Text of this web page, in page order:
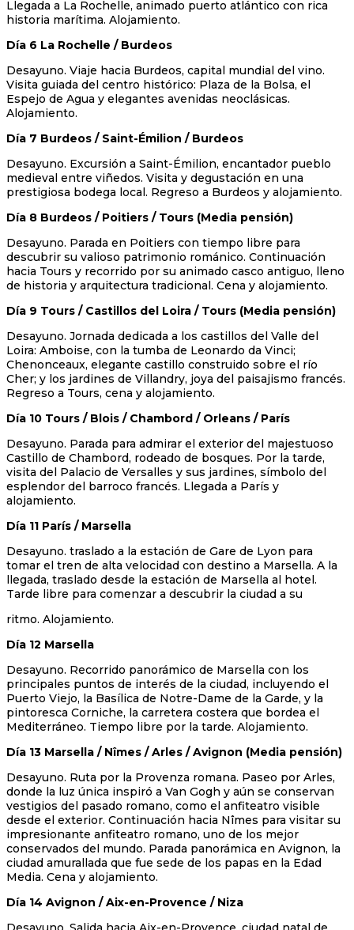
Llegada a La Rochelle, animado puerto atlántico con rica
historia marítima. Alojamiento.
Día 6 La Rochelle / Burdeos
Desayuno. Viaje hacia Burdeos, capital mundial del vino.
Visita guiada del centro histórico: Plaza de la Bolsa, el
Espejo de Agua y elegantes avenidas neoclásicas.
Alojamiento.
Día 7 Burdeos / Saint-Émilion / Burdeos
Desayuno. Excursión a Saint-Émilion, encantador pueblo
medieval entre viñedos. Visita y degustación en una
prestigiosa bodega local. Regreso a Burdeos y alojamiento.
Día 8 Burdeos / Poitiers / Tours (Media pensión)
Desayuno. Parada en Poitiers con tiempo libre para
descubrir su valioso patrimonio románico. Continuación
hacia Tours y recorrido por su animado casco antiguo, lleno
de historia y arquitectura tradicional. Cena y alojamiento.
Día 9 Tours / Castillos del Loira / Tours (Media pensión)
Desayuno. Jornada dedicada a los castillos del Valle del
Loira: Amboise, con la tumba de Leonardo da Vinci;
Chenonceaux, elegante castillo construido sobre el río
Cher; y los jardines de Villandry, joya del paisajismo francés.
Regreso a Tours, cena y alojamiento.
Día 10 Tours / Blois / Chambord / Orleans / París
Desayuno. Parada para admirar el exterior del majestuoso
Castillo de Chambord, rodeado de bosques. Por la tarde,
visita del Palacio de Versalles y sus jardines, símbolo del
esplendor del barroco francés. Llegada a París y
alojamiento.
Día 11 París / Marsella
Desayuno. traslado a la estación de Gare de Lyon para
tomar el tren de alta velocidad con destino a Marsella. A la
llegada, traslado desde la estación de Marsella al hotel.
Tarde libre para comenzar a descubrir la ciudad a su
ritmo. Alojamiento.
Día 12 Marsella
Desayuno. Recorrido panorámico de Marsella con los
principales puntos de interés de la ciudad, incluyendo el
Puerto Viejo, la Basílica de Notre-Dame de la Garde, y la
pintoresca Corniche, la carretera costera que bordea el
Mediterráneo. Tiempo libre por la tarde. Alojamiento.
Día 13 Marsella / Nîmes / Arles / Avignon (Media pensión)
Desayuno. Ruta por la Provenza romana. Paseo por Arles,
donde la luz única inspiró a Van Gogh y aún se conservan
vestigios del pasado romano, como el anfiteatro visible
desde el exterior. Continuación hacia Nîmes para visitar su
impresionante anfiteatro romano, uno de los mejor
conservados del mundo. Parada panorámica en Avignon, la
ciudad amurallada que fue sede de los papas en la Edad
Media. Cena y alojamiento.
Día 14 Avignon / Aix-en-Provence / Niza